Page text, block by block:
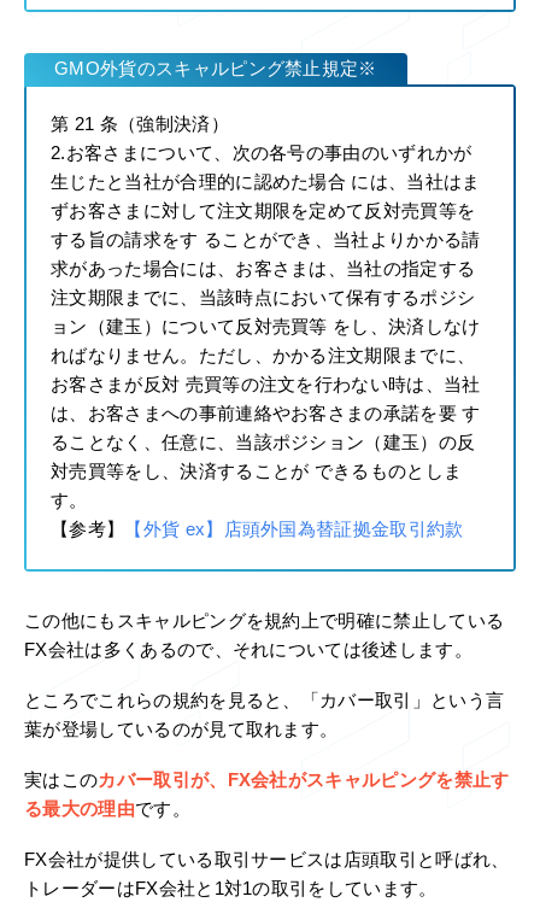
GMO外貨のスキャルピング禁止規定※
第 21 条（強制決済）
2.お客さまについて、次の各号の事由のいずれかが
生じたと当社が合理的に認めた場合 には、当社はま
ずお客さまに対して注文期限を定めて反対売買等を
する旨の請求をす ることができ、当社よりかかる請
求があった場合には、お客さまは、当社の指定する
注文期限までに、当該時点において保有するポジシ
ョン（建玉）について反対売買等 をし、決済しなけ
ればなりません。ただし、かかる注文期限までに、
お客さまが反対 売買等の注文を行わない時は、当社
は、お客さまへの事前連絡やお客さまの承諾を要 す
ることなく、任意に、当該ポジション（建玉）の反
対売買等をし、決済することが できるものとしま
す。
【参考】
【外貨 ex】店頭外国為替証拠金取引約款
この他にもスキャルピングを規約上で明確に禁止している
FX会社は多くあるので、それについては後述します。
ところでこれらの規約を見ると、「カバー取引」という言
葉が登場しているのが見て取れます。
実はこのカバー取引が、FX会社がスキャルピングを禁止す
る最大の理由です。
FX会社が提供している取引サービスは店頭取引と呼ばれ、
トレーダーはFX会社と1対1の取引をしています。